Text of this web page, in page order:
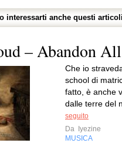
interessarti anche questi
– Abandon
Che io
school di
fatto, è anche
dalle terre del
seguito
Da
Iyezine
MUSICA